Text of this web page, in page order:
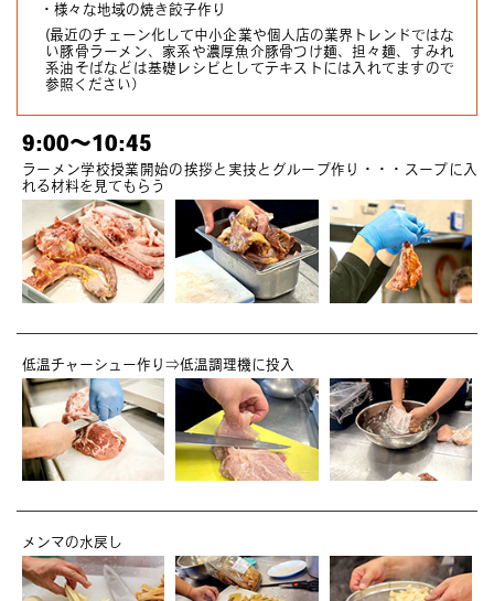
・様々な地域の焼き餃子作り
(最近のチェーン化して中小企業や個人店の業界トレンドではな
い豚骨ラーメン、家系や濃厚魚介豚骨つけ麺、担々麺、すみれ
系油そばなどは基礎レシピとしてテキストには入れてますので
参照ください）
9:00～10:45
ラーメン学校授業開始の挨拶と実技とグループ作り・・・スープに入
れる材料を見てもらう
低温チャーシュー作り⇒低温調理機に投入
メンマの水戻し